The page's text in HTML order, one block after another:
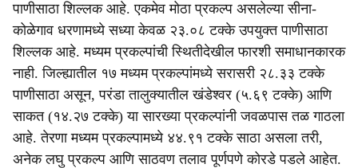
पाणीसाठा शिल्लक आहे. एकमेव मोठा प्रकल्प असलेल्या सीना-
कोळेगाव धरणामध्ये सध्या केवळ २३.०८ टक्के उपयुक्त पाणीसाठा
शिल्लक आहे. मध्यम प्रकल्पांची स्थितीदेखील फारशी समाधानकारक
नाही. जिल्ह्यातील १७ मध्यम प्रकल्पांमध्ये सरासरी २८.३३ टक्के
पाणीसाठा असून, परंडा तालुक्यातील खंडेश्वर (५.६९ टक्के) आणि
साकत (१४.२७ टक्के) या सारख्या प्रकल्पांनी जवळपास तळ गाठला
आहे. तेरणा मध्यम प्रकल्पामध्ये ४४.९१ टक्के साठा असला तरी,
अनेक लघु प्रकल्प आणि साठवण तलाव पूर्णपणे कोरडे पडले आहेत.